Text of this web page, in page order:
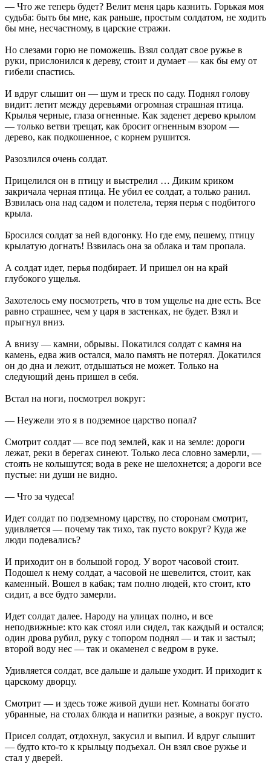
— Что же теперь будет? Велит меня царь казнить. Горькая моя
судьба: быть бы мне, как раньше, простым солдатом, не ходить
бы мне, несчастному, в царские стражи.
Но слезами горю не поможешь. Взял солдат свое ружье в
руки, прислонился к дереву, стоит и думает — как бы ему от
гибели спастись.
И вдруг слышит он — шум и треск по саду. Поднял голову
видит: летит между деревьями огромная страшная птица.
Крылья черные, глаза огненные. Как заденет дерево крылом
— только ветви трещат, как бросит огненным взором —
дерево, как подкошенное, с корнем рушится.
Разозлился очень солдат.
Прицелился он в птицу и выстрелил … Диким криком
закричала черная птица. Не убил ее солдат, а только ранил.
Взвилась она над садом и полетела, теряя перья с подбитого
крыла.
Бросился солдат за ней вдогонку. Но где ему, пешему, птицу
крылатую догнать! Взвилась она за облака и там пропала.
А солдат идет, перья подбирает. И пришел он на край
глубокого ущелья.
Захотелось ему посмотреть, что в том ущелье на дне есть. Все
равно страшнее, чем у царя в застенках, не будет. Взял и
прыгнул вниз.
А внизу — камни, обрывы. Покатился солдат с камня на
камень, едва жив остался, мало память не потерял. Докатился
он до дна и лежит, отдышаться не может. Только на
следующий день пришел в себя.
Встал на ноги, посмотрел вокруг:
— Неужели это я в подземное царство попал?
Смотрит солдат — все под землей, как и на земле: дороги
лежат, реки в берегах синеют. Только леса словно замерли, —
стоять не колышутся; вода в реке не шелохнется; а дороги все
пустые: ни души не видно.
— Что за чудеса!
Идет солдат по подземному царству, по сторонам смотрит,
удивляется — почему так тихо, так пусто вокруг? Куда же
люди подевались?
И приходит он в большой город. У ворот часовой стоит.
Подошел к нему солдат, а часовой не шевелится, стоит, как
каменный. Вошел в кабак; там полно людей, кто стоит, кто
сидит, а все будто замерли.
Идет солдат далее. Народу на улицах полно, и все
неподвижные: кто как стоял или сидел, так каждый и остался;
один дрова рубил, руку с топором поднял — и так и застыл;
второй воду нес — так и окаменел с ведром в руке.
Удивляется солдат, все дальше и дальше уходит. И приходит к
царскому дворцу.
Смотрит — и здесь тоже живой души нет. Комнаты богато
убранные, на столах блюда и напитки разные, а вокруг пусто.
Присел солдат, отдохнул, закусил и выпил. И вдруг слышит
— будто кто-то к крыльцу подъехал. Он взял свое ружье и
стал у дверей.